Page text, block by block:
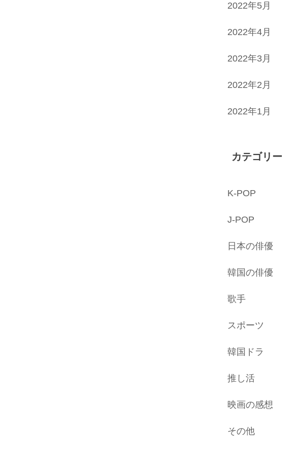
2022年5月
2022年4月
2022年3月
2022年2月
2022年1月
カテゴリー
K-POP
J-POP
日本の俳優
韓国の俳優
歌手
スポーツ
韓国ドラ
推し活
映画の感想
その他